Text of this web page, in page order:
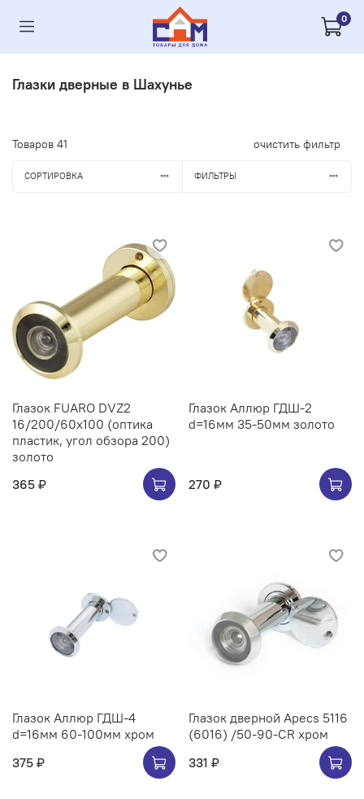
0
Глазки дверные в Шахунье
Товаров 41 очистить фильтр
СОРТИРОВКА ФИЛЬТРЫ
Глазок FUARO DVZ2
16/200/60x100 (оптика
пластик, угол обзора 200)
золото
365 ₽
Глазок Аллюр ГДШ-2
d=16мм 35-50мм золото
270 ₽
Глазок Аллюр ГДШ-4
d=16мм 60-100мм хром
375 ₽
Глазок дверной Apecs 5116
(6016) /50-90-CR хром
331 ₽